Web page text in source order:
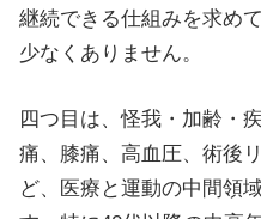
継続できる仕組みを求め
少なくありません。
四つ目は、怪我・加齢・
痛、膝痛、高血圧、術後
ど、医療と運動の中間領